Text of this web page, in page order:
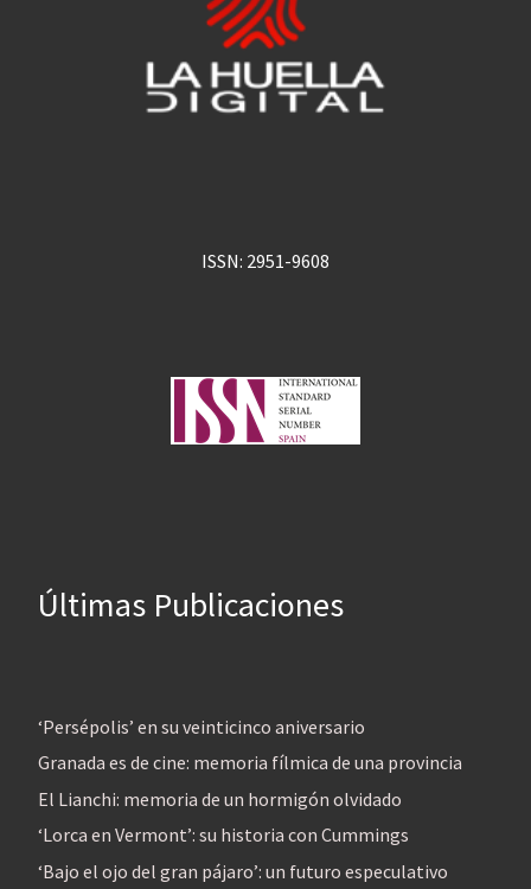
ISSN: 2951-9608
Últimas Publicaciones
‘Persépolis’ en su veinticinco aniversario
Granada es de cine: memoria fílmica de una provincia
El Lianchi: memoria de un hormigón olvidado
‘Lorca en Vermont’: su historia con Cummings
‘Bajo el ojo del gran pájaro’: un futuro especulativo